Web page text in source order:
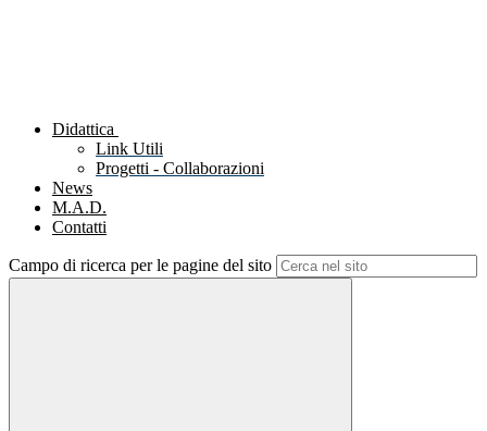
Didattica
Link Utili
Progetti - Collaborazioni
News
M.A.D.
Contatti
Campo di ricerca per le pagine del sito